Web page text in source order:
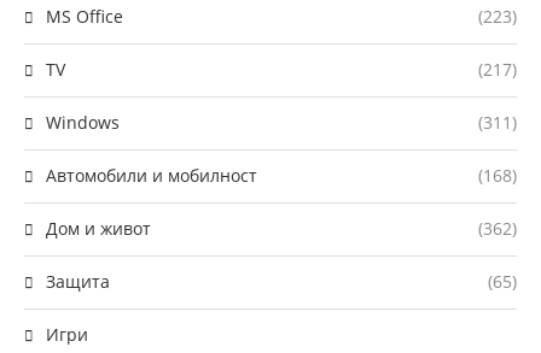
MS Office (223)
TV (217)
Windows (311)
Автомобили и мобилност (168)
Дом и живот (362)
Защита (65)
Игри